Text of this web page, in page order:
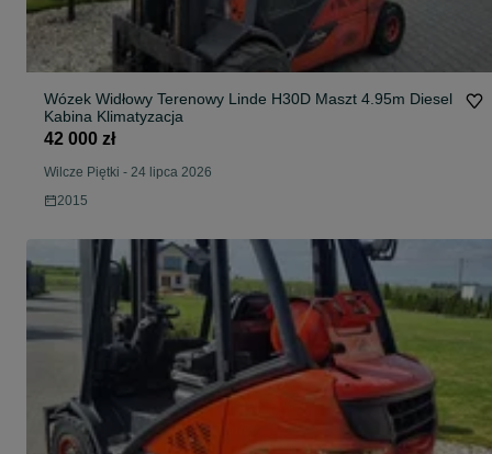
Wózek Widłowy Terenowy Linde H30D Maszt 4.95m Diesel
Kabina Klimatyzacja
42 000 zł
Wilcze Piętki - 24 lipca 2026
2015